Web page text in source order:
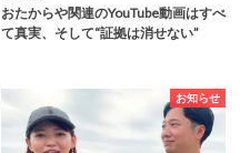
おたからや関連のYouTube動画はすべ
て真実、そして“証拠は消せない”
お知らせ